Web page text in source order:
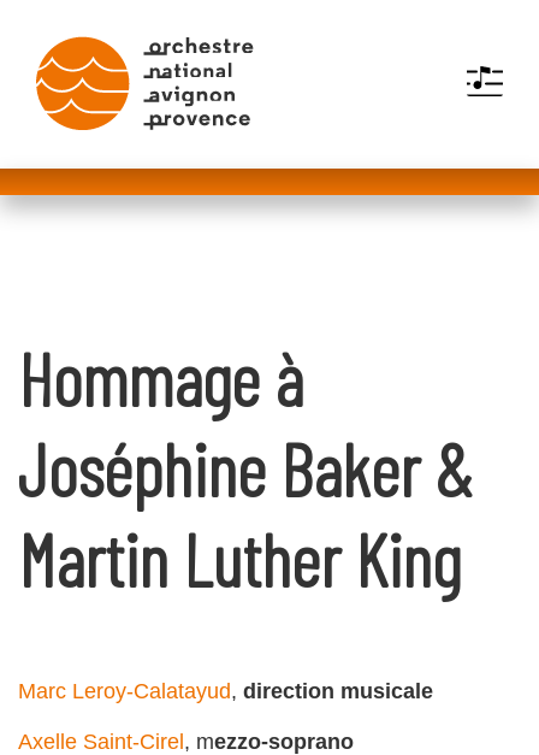
MENU
Hommage à
Joséphine Baker &
Martin Luther King
Marc Leroy-Calatayud, direction musicale
Axelle Saint-Cirel, mezzo-soprano